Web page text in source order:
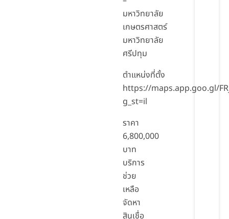
มหาวิทยาลัย
เกษตรศาสตร์
มหาวิทยาลัย
ศรีปทุม
ตำแหน่งที่ตั้ง
https://maps.app.goo.gl/
g_st=il
ราคา
6,800,000
บาท
บริการ
ช่วย
เหลือ
จัดหา
สินเชื่อ